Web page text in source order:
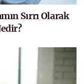
Sırrı Olarak